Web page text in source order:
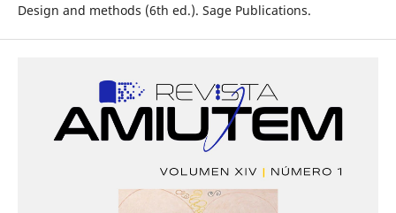
Design and methods (6th ed.). Sage Publications.